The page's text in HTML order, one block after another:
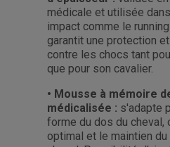
médicale et utilisée
impact comme le
garantit une protection
contre les chocs tant
que pour son cavalier.
• Mousse à mémoire
médicalisée : s'adapte
forme du dos du cheval,
optimal et le maintien